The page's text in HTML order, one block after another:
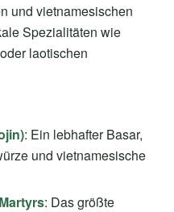
und vietnamesischen
Spezialitäten wie
laotischen
: Ein lebhafter Basar,
und vietnamesische
: Das größte